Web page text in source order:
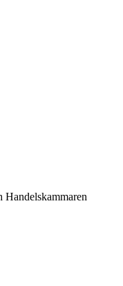
Handelskammaren